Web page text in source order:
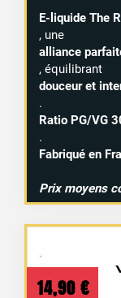
E-liquide The
, une
alliance
, équilibrant
douceur et
.
Ratio PG/VG
.
Fabriqué en
Prix moyens
14,90 €